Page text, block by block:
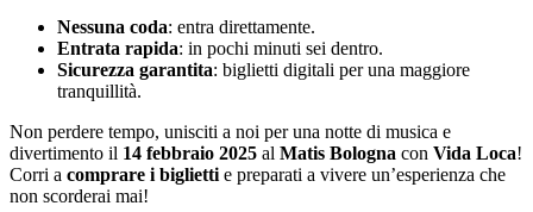
Nessuna coda: entra direttamente.
Entrata rapida: in pochi minuti sei dentro.
Sicurezza garantita: biglietti digitali per una maggiore
tranquillità.
Non perdere tempo, unisciti a noi per una notte di musica e
divertimento il 14 febbraio 2025 al Matis Bologna con Vida Loca!
Corri a comprare i biglietti e preparati a vivere un’esperienza che
non scorderai mai!